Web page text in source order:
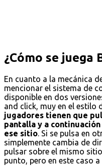
¿Cómo se juega
En cuanto a la mecánica
mencionar el sistema de
disponible en dos
and click, muy en el estilo
jugadores tienen que
pantalla y a
ese sitio. Si se pulsa en
simplemente cambia de
pulsar sobre el mismo
punto, pero en este caso